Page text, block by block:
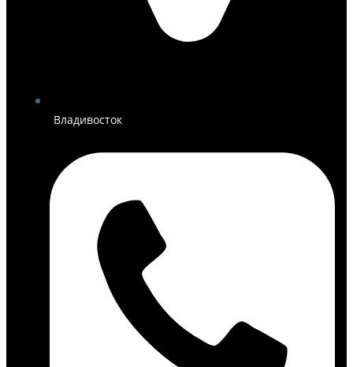
Владивосток